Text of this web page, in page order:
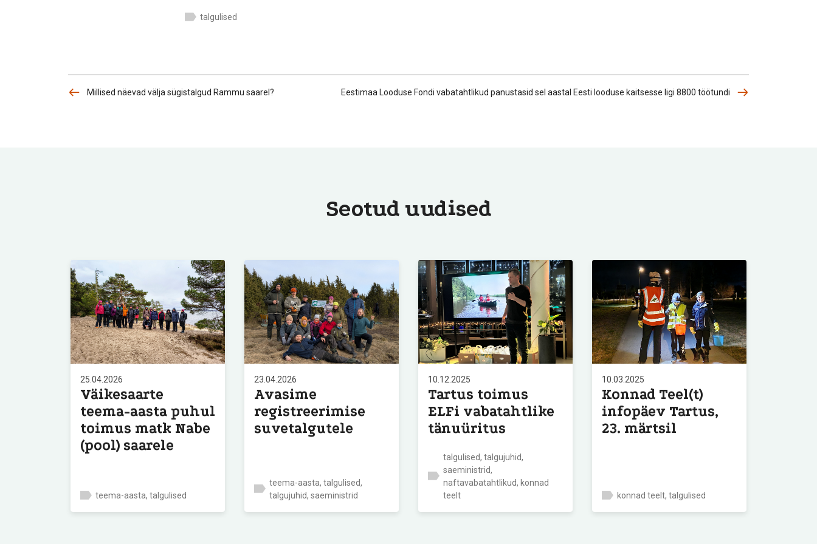
talgulised
Millised näevad välja sügistalgud Rammu saarel? Eestimaa Looduse Fondi vabatahtlikud panustasid sel aastal Eesti looduse kaitsesse ligi 8800 töötundi
Seotud uudised
25.04.2026
Väikesaarte
teema-aasta puhul
toimus matk Nabe
(pool) saarele
teema-aasta, talgulised
23.04.2026
Avasime
registreerimise
suvetalgutele
teema-aasta, talgulised,
talgujuhid, saeministrid
10.12.2025
Tartus toimus
ELFi vabatahtlike
tänuüritus
talgulised, talgujuhid,
saeministrid,
naftavabatahtlikud, konnad
teelt
10.03.2025
Konnad Teel(t)
infopäev Tartus,
23. märtsil
konnad teelt, talgulised